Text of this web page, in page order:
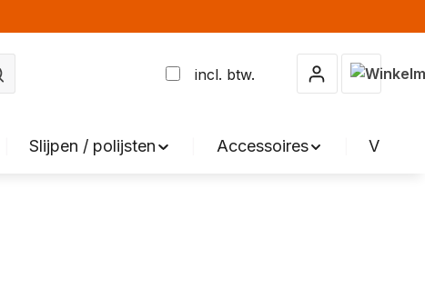
incl. btw.
Slijpen / polijsten Accessoires